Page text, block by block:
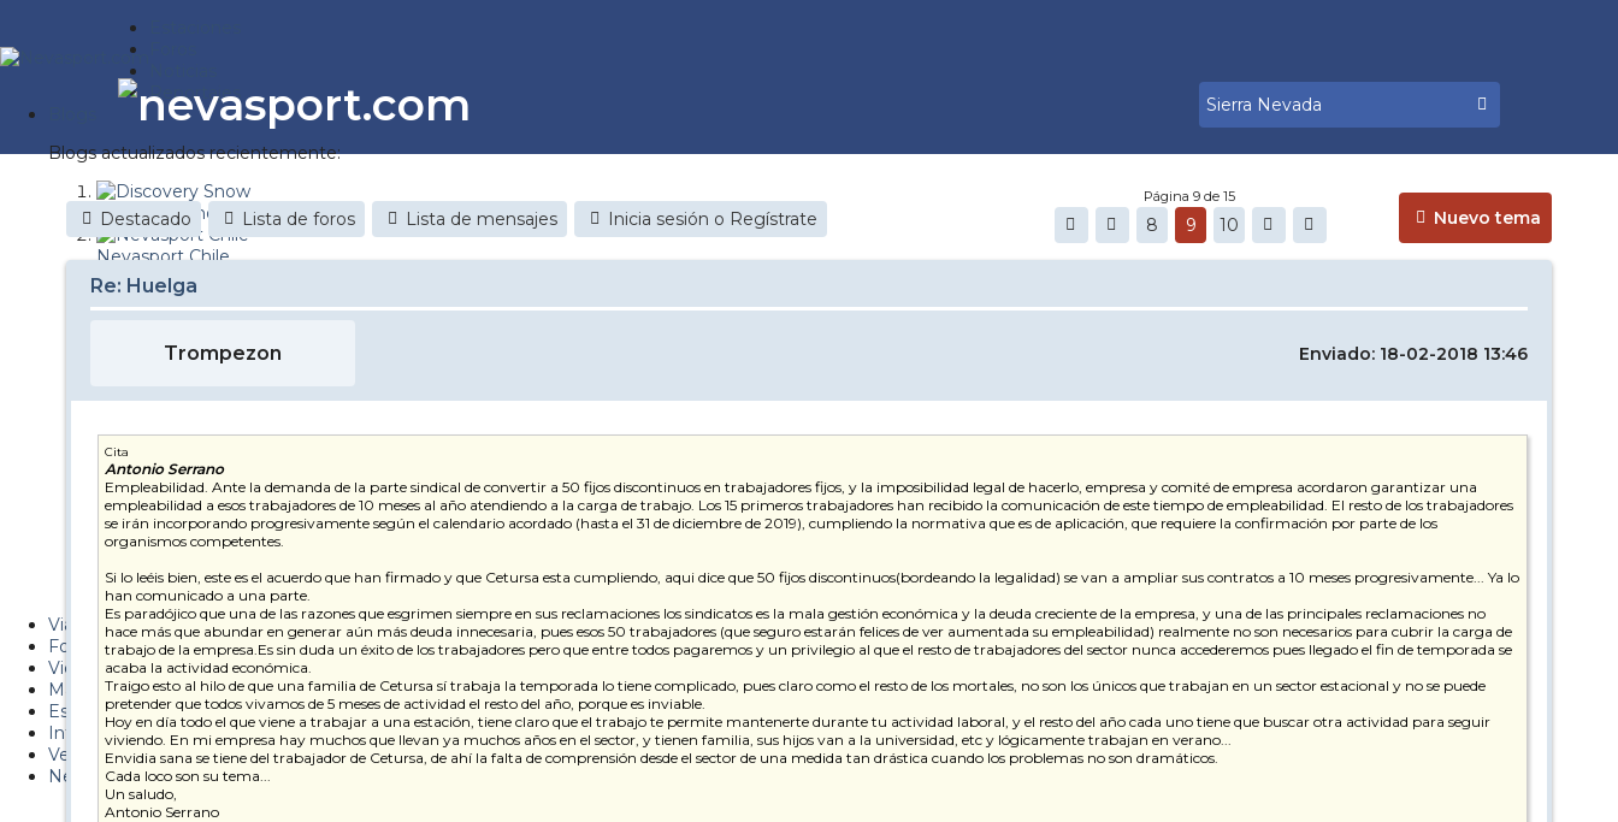
Reportajes
Blogs actualizados recientemente:
Discovery Snow
Nevasport Chile
Esquiaryviajar.com
nevasport blog
It's a powder da
Diario de un friki
Revista NIX
PUCAF - Blog
Viajes
Fotos
Videos
Material
Esquí Pro
Infonieve
Verano
Nevalog
Nuevo tema
Destacado Lista de foros Lista de mensajes Inicia sesión o Regístrate
Página 9 de 15
8 9 10
Re: Huelga
Trompezon Enviado: 18-02-2018 13:46
Cita
Antonio Serrano
Empleabilidad. Ante la demanda de la parte sindical de convertir a 50 fijos discontinuos en trabajadores fijos, y la imposibilidad legal de hacerlo, empresa y comité de empresa acordaron garantizar una
empleabilidad a esos trabajadores de 10 meses al año atendiendo a la carga de trabajo. Los 15 primeros trabajadores han recibido la comunicación de este tiempo de empleabilidad. El resto de los trabajadores
se irán incorporando progresivamente según el calendario acordado (hasta el 31 de diciembre de 2019), cumpliendo la normativa que es de aplicación, que requiere la confirmación por parte de los
organismos competentes.
Si lo leéis bien, este es el acuerdo que han firmado y que Cetursa esta cumpliendo, aqui dice que 50 fijos discontinuos(bordeando la legalidad) se van a ampliar sus contratos a 10 meses progresivamente... Ya lo
han comunicado a una parte.
Es paradójico que una de las razones que esgrimen siempre en sus reclamaciones los sindicatos es la mala gestión económica y la deuda creciente de la empresa, y una de las principales reclamaciones no
hace más que abundar en generar aún más deuda innecesaria, pues esos 50 trabajadores (que seguro estarán felices de ver aumentada su empleabilidad) realmente no son necesarios para cubrir la carga de
trabajo de la empresa.Es sin duda un éxito de los trabajadores pero que entre todos pagaremos y un privilegio al que el resto de trabajadores del sector nunca accederemos pues llegado el fin de temporada se
acaba la actividad económica.
Traigo esto al hilo de que una familia de Cetursa sí trabaja la temporada lo tiene complicado, pues claro como el resto de los mortales, no son los únicos que trabajan en un sector estacional y no se puede
pretender que todos vivamos de 5 meses de actividad el resto del año, porque es inviable.
Hoy en día todo el que viene a trabajar a una estación, tiene claro que el trabajo te permite mantenerte durante tu actividad laboral, y el resto del año cada uno tiene que buscar otra actividad para seguir
viviendo. En mi empresa hay muchos que llevan ya muchos años en el sector, y tienen familia, sus hijos van a la universidad, etc y lógicamente trabajan en verano...
Envidia sana se tiene del trabajador de Cetursa, de ahí la falta de comprensión desde el sector de una medida tan drástica cuando los problemas no son dramáticos.
Cada loco son su tema...
Un saludo,
Antonio Serrano